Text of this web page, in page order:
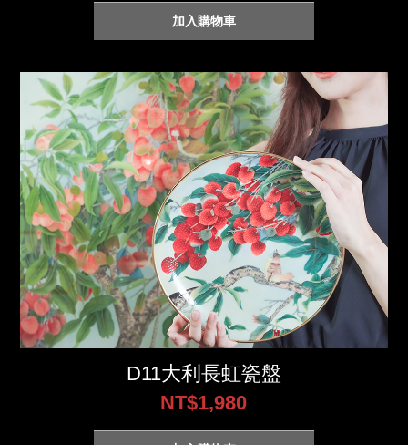
加入購物車
D11大利長虹瓷盤
NT$1,980